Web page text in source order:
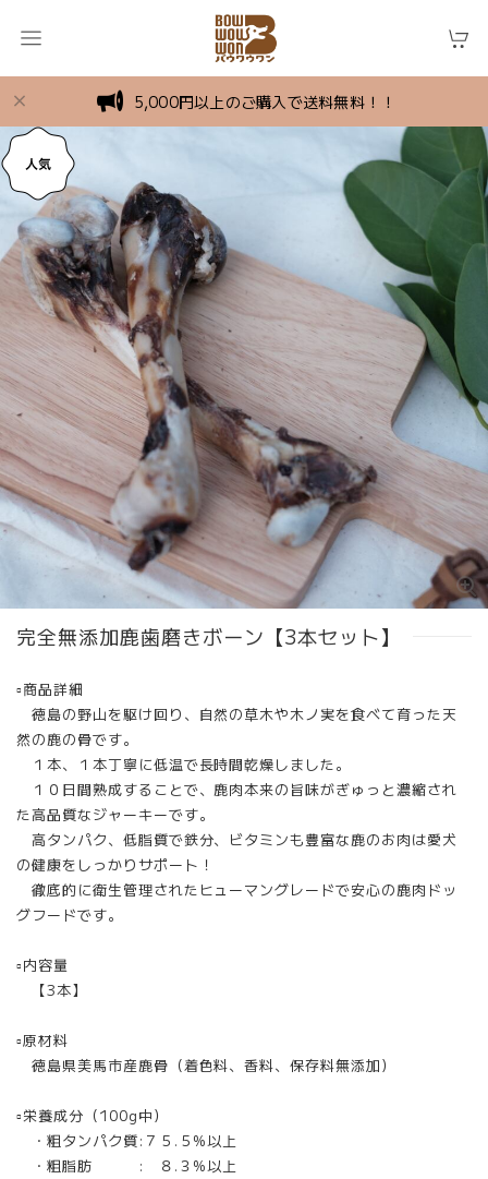
5,000円以上のご購入で送料無料！！
完全無添加鹿歯磨きボーン【3本セット】
▫︎商品詳細
徳島の野山を駆け回り、自然の草木や木ノ実を食べて育った天
然の鹿の骨です。
１本、１本丁寧に低温で長時間乾燥しました。
１０日間熟成することで、鹿肉本来の旨味がぎゅっと濃縮され
た高品質なジャーキーです。
高タンパク、低脂質で鉄分、ビタミンも豊富な鹿のお肉は愛犬
の健康をしっかりサポート！
徹底的に衛生管理されたヒューマングレードで安心の鹿肉ドッ
グフードです。
▫︎内容量
【3本】
▫︎原材料
徳島県美馬市産鹿骨（着色料、香料、保存料無添加）
▫︎栄養成分（100g中）
・粗タンパク質:７５.５%以上
・粗脂肪 : ８.３%以上